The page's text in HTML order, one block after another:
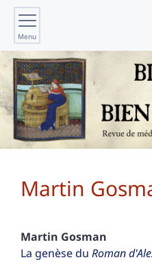
Menu
Martin
Martin Gosman
La genèse du Roman